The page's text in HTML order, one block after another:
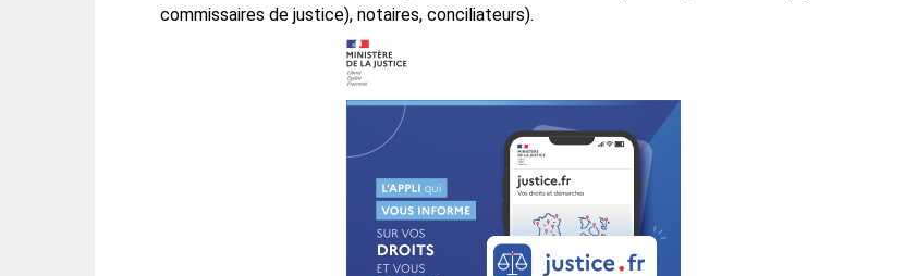
commissaires de justice), notaires, conciliateurs).